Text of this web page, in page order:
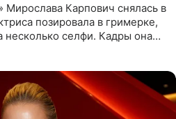
Мирослава Карпович снялась в
позировала в гримерке,
несколько селфи. Кадры она